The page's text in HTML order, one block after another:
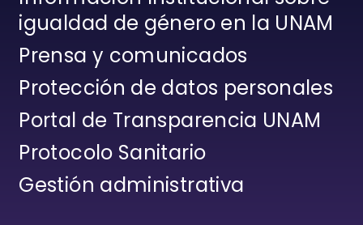
igualdad de género en la UNAM
Prensa y comunicados
Protección de datos personales
Portal de Transparencia UNAM
Protocolo Sanitario
Gestión administrativa